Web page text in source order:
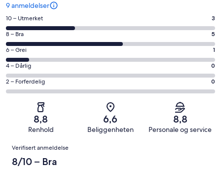
9 anmeldelser
Rangering
på
10
−
Utmerket.
3
av
totalt
anmeldelser.
10 – Utmerket 3
Rangering
på
8
−
Bra.
5
anmeldelser.
8 – Bra 5
Rangering
på
6
−
Grei.
anmeldelser.
6 – Grei 1
Rangering
på
4
anmeldelser.
4 – Dårlig 0
Rangering
på
Forferdelig.
av
2 – Forferdelig 0
8,8
Renhold
6,6
Beliggenheten
8,8
Personale og service
Anmeldelser
Verifisert anmeldelse
8/10 – Bra